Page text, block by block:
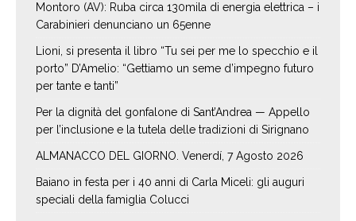
Montoro (AV): Ruba circa 130mila di energia elettrica – i
Carabinieri denunciano un 65enne
Lioni, si presenta il libro “Tu sei per me lo specchio e il
porto” D’Amelio: “Gettiamo un seme d’impegno futuro
per tante e tanti”
Per la dignità del gonfalone di Sant’Andrea — Appello
per l’inclusione e la tutela delle tradizioni di Sirignano
ALMANACCO DEL GIORNO. Venerdí, 7 Agosto 2026
Baiano in festa per i 40 anni di Carla Miceli: gli auguri
speciali della famiglia Colucci